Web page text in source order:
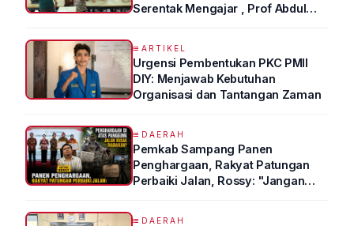
Serentak Mengajar , Prof Abdul
ARTIKEL
Urgensi Pembentukan PKC PMII
DIY: Menjawab Kebutuhan
Organisasi dan Tantangan Zaman
DAERAH
Pemkab Sampang Panen
Penghargaan, Rakyat Patungan
Perbaiki Jalan, Rossy: "Jangan
DAERAH